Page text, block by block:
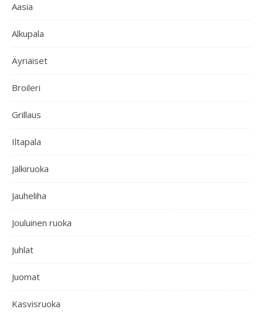
Aasia
Alkupala
Äyriäiset
Broileri
Grillaus
Iltapala
Jälkiruoka
Jauheliha
Jouluinen ruoka
Juhlat
Juomat
Kasvisruoka